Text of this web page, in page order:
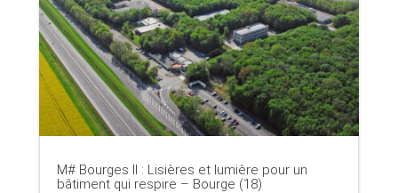
M# Bourges II : Lisières et lumière pour un
bâtiment qui respire – Bourge (18)